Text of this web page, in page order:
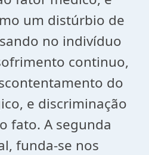
um distúrbio de
no indivíduo
continuo,
do
e discriminação
fato. A segunda
funda-se nos